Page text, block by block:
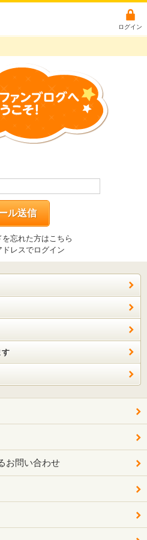
ログイン
ル送信
忘れた方はこちら
ドレスでログイン
す
お問い合わせ